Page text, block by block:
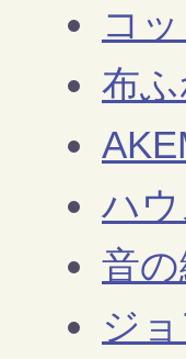
コ
布
ハ
音
ジ